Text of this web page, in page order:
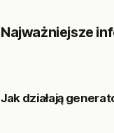
Najważniejsze
Jak działają